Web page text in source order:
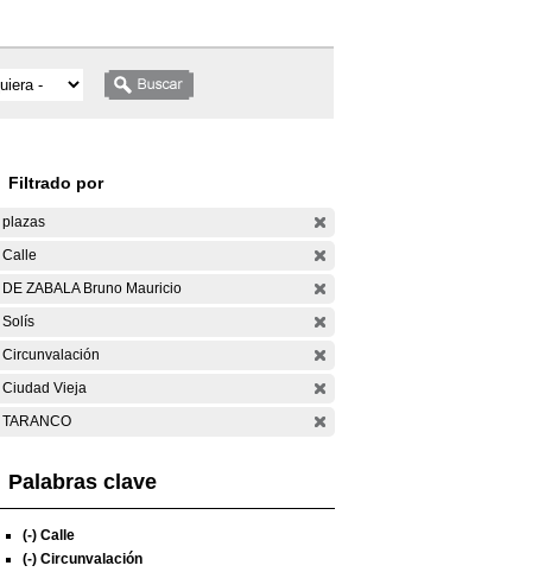
Filtrado por
plazas
Calle
DE ZABALA Bruno Mauricio
Solís
Circunvalación
Ciudad Vieja
TARANCO
Palabras clave
(-) Calle
(-) Circunvalación